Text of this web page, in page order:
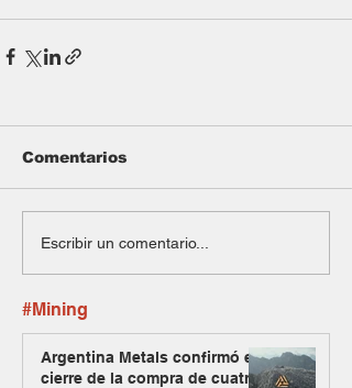
Comentarios
Escribir un comentario...
#Mining
Argentina Metals confirmó el
cierre de la compra de cuatro